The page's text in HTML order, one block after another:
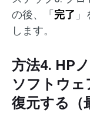
の後、「 完了
します。
方法4. HP
ソフトウ
復元する（